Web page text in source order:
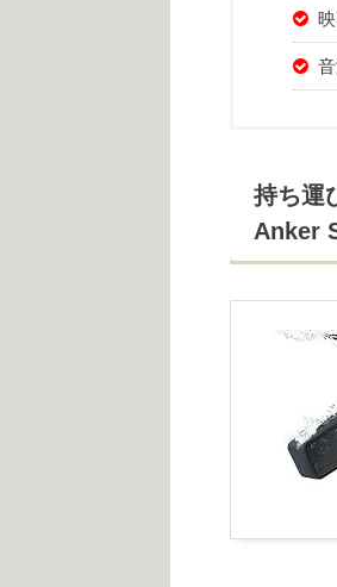
持ち運
Anker